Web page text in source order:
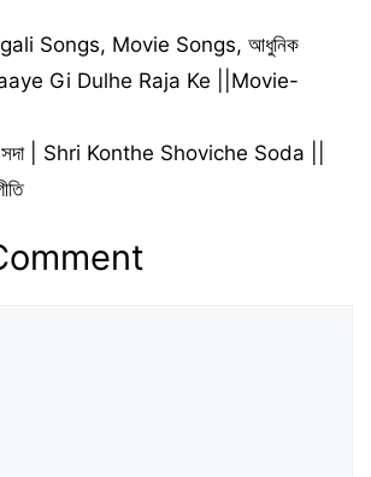
Songs, Movie Songs,আধুনিক
Gi Dulhe Raja Ke ||Movie-
সদা | Shri Konthe Shoviche Soda ||